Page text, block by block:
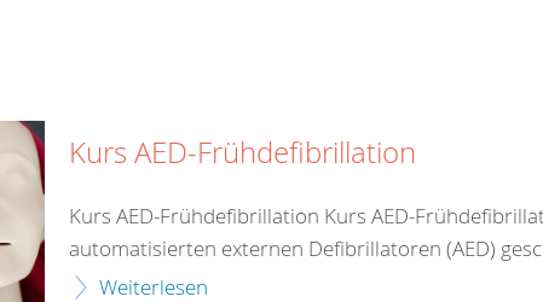
Kurs AED-Frühdefibrillation
Kurs AED-Frühdefibrillation Kurs AED-
automatisierten externen Defibrillatoren (AED)
Weiterlesen